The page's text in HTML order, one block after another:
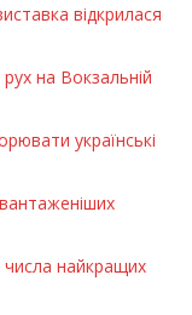
відкрилася
на Вокзальній
українські
найкращих